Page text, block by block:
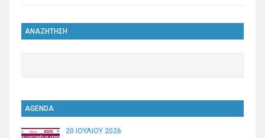
ΑΝΑΖΗΤΗΣΗ
AGENDA
20 ΙΟΥΛΊΟΥ 2026